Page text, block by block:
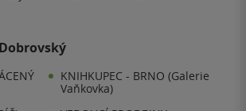
KNIHKUPEC - BRNO (Galerie
Vaňkovka)